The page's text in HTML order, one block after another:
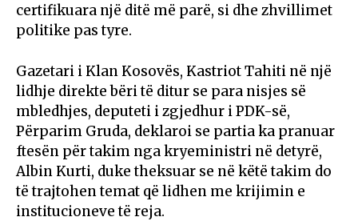
certifikuara një ditë më parë, si dhe zhvillimet
politike pas tyre.
Gazetari i Klan Kosovës, Kastriot Tahiti në një
lidhje direkte bëri të ditur se para nisjes së
mbledhjes, deputeti i zgjedhur i PDK-së,
Përparim Gruda, deklaroi se partia ka pranuar
ftesën për takim nga kryeministri në detyrë,
Albin Kurti, duke theksuar se në këtë takim do
të trajtohen temat që lidhen me krijimin e
institucioneve të reja.